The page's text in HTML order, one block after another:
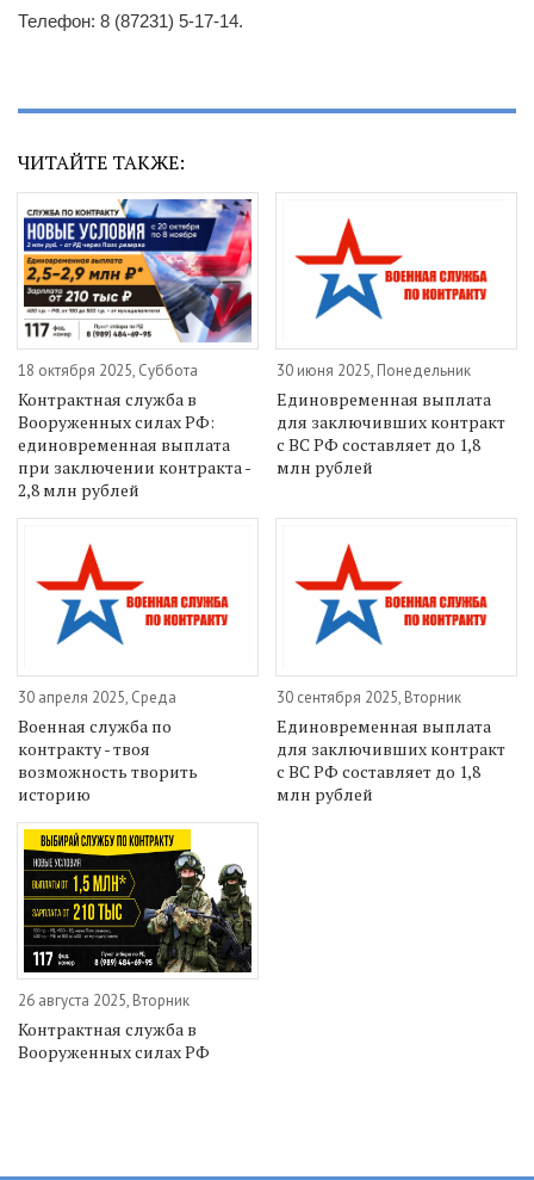
Телефон: 8 (87231) 5-17-14.
ЧИТАЙТЕ ТАКЖЕ:
18 октября 2025, Суббота
Контрактная служба в
Вооруженных силах РФ:
единовременная выплата
при заключении контракта -
2,8 млн рублей
30 июня 2025, Понедельник
Единовременная выплата
для заключивших контракт
с ВС РФ составляет до 1,8
млн рублей
30 апреля 2025, Среда
Военная служба по
контракту - твоя
возможность творить
историю
30 сентября 2025, Вторник
Единовременная выплата
для заключивших контракт
с ВС РФ составляет до 1,8
млн рублей
26 августа 2025, Вторник
Контрактная служба в
Вооруженных силах РФ